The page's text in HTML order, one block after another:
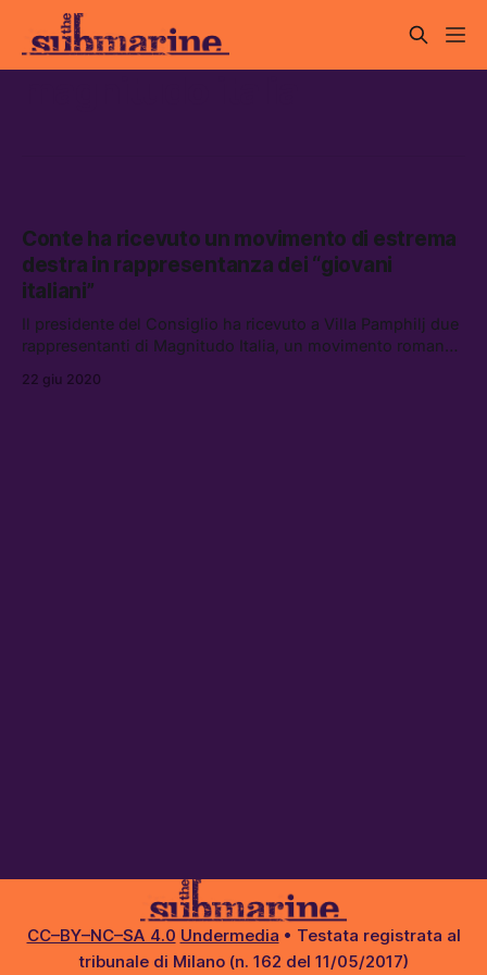
Conte ha ricevuto un movimento di estrema
destra in rappresentanza dei “giovani
italiani”
Il presidente del Consiglio ha ricevuto a Villa Pamphilj due
rappresentanti di Magnitudo Italia, un movimento romano
prima parlava dei “terroristi Black Lives Matter”
22 giu 2020
CC–BY–NC–SA 4.0 Undermedia • Testata registrata al
tribunale di Milano (n. 162 del 11/05/2017)